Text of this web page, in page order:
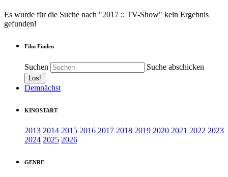
Es wurde für die Suche nach "2017 :: TV-Show" kein Ergebnis
gefunden!
Film Finden
Suchen Suche abschicken
Demnächst
KINOSTART
2013 2014 2015 2016 2017 2018 2019 2020 2021 2022 2023
2024 2025 2026
GENRE